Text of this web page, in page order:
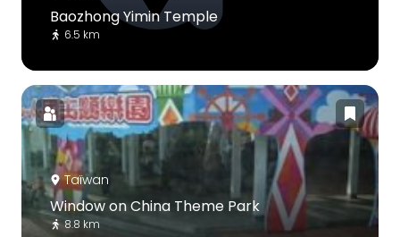
Baozhong Yimin Temple
6.5 km
Taïwan
Window on China Theme Park
8.8 km